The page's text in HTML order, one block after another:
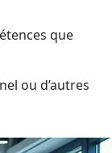
que
ou d’autres